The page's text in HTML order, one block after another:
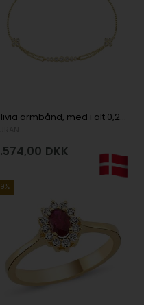
Olivia armbånd, med i alt 0,20 ct diamanter i 14 kt rødguld
DKK